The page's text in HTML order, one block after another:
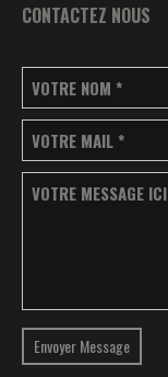
CONTACTEZ NOUS
VOTRE NOM *
VOTRE MAIL *
VOTRE MESSAGE ICI
Envoyer Message